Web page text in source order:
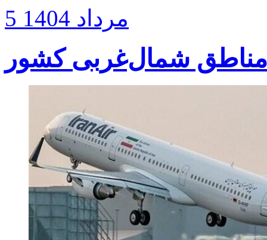
5 مرداد 1404
مناطق شمال‌غربی کشور